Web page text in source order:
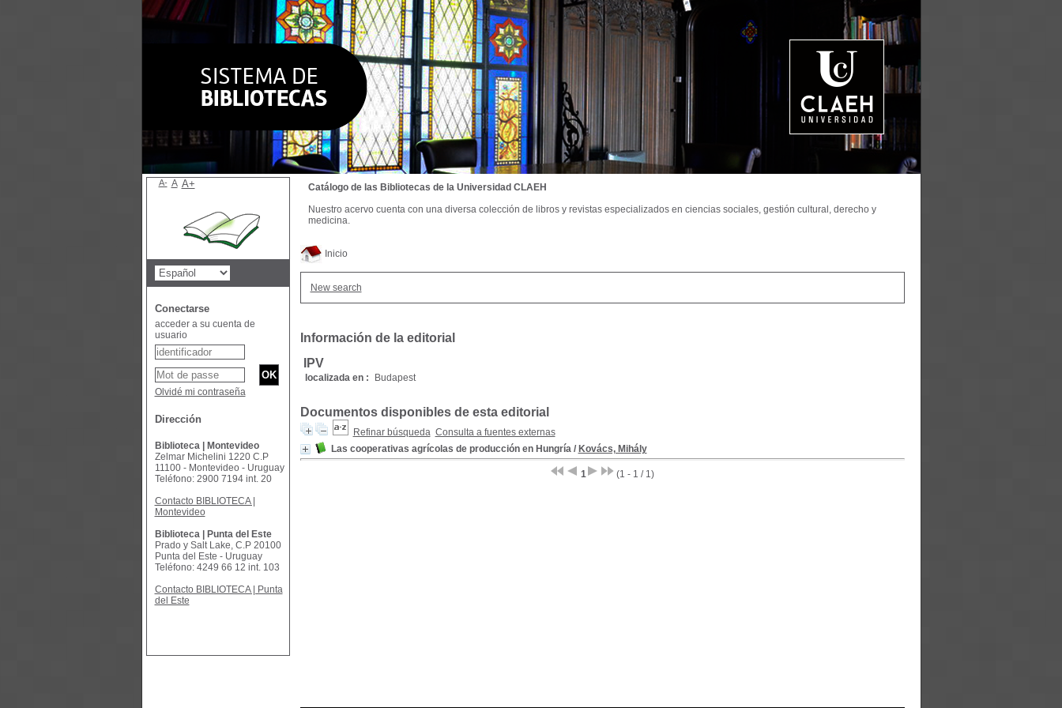
Inicio
New search
Información de la editorial
IPV
localizada en : Budapest
Documentos disponibles de esta editorial
Refinar búsqueda Consulta a fuentes externas
Las cooperativas agrícolas de producción en Hungría/ Kovács, Mihály
1 (1 - 1 / 1)
Catálogo de las Bibliotecas de la Universidad CLAEH
Nuestro acervo cuenta con una diversa colección de libros y revistas especializados en ciencias sociales, gestión cultural, derecho y
medicina.
A- A A+
Conectarse
acceder a su cuenta de
usuario
Olvidé mi contraseña
Dirección
Biblioteca | Montevideo
Zelmar Michelini 1220 C.P
11100 - Montevideo - Uruguay
Teléfono: 2900 7194 int. 20
Contacto BIBLIOTECA |
Montevideo
Biblioteca | Punta del Este
Prado y Salt Lake, C.P 20100
Punta del Este - Uruguay
Teléfono: 4249 66 12 int. 103
Contacto BIBLIOTECA | Punta
del Este